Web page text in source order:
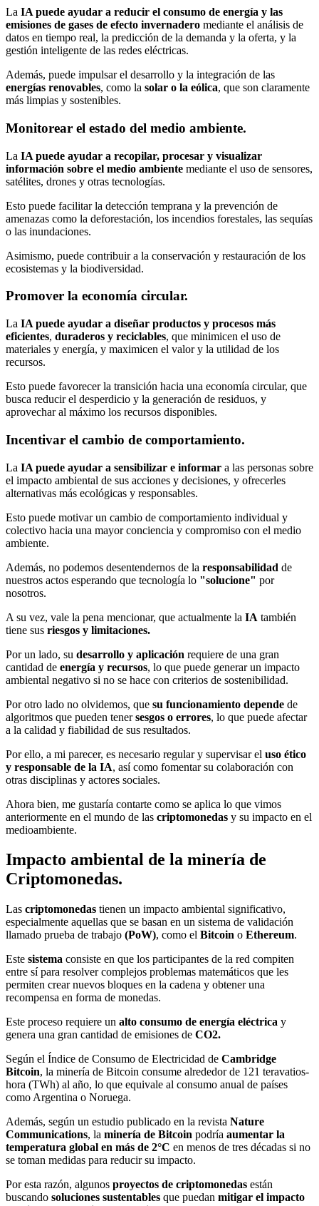
La IA puede ayudar a reducir el consumo de energía y las
emisiones de gases de efecto invernadero mediante el análisis de
datos en tiempo real, la predicción de la demanda y la oferta, y la
gestión inteligente de las redes eléctricas.
Además, puede impulsar el desarrollo y la integración de las
energías renovables, como la solar o la eólica, que son claramente
más limpias y sostenibles.
Monitorear el estado del medio ambiente.
La IA puede ayudar a recopilar, procesar y visualizar
información sobre el medio ambiente mediante el uso de sensores,
satélites, drones y otras tecnologías.
Esto puede facilitar la detección temprana y la prevención de
amenazas como la deforestación, los incendios forestales, las sequías
o las inundaciones.
Asimismo, puede contribuir a la conservación y restauración de los
ecosistemas y la biodiversidad.
Promover la economía circular.
La IA puede ayudar a diseñar productos y procesos más
eficientes, duraderos y reciclables, que minimicen el uso de
materiales y energía, y maximicen el valor y la utilidad de los
recursos.
Esto puede favorecer la transición hacia una economía circular, que
busca reducir el desperdicio y la generación de residuos, y
aprovechar al máximo los recursos disponibles.
Incentivar el cambio de comportamiento.
La IA puede ayudar a sensibilizar e informar a las personas sobre
el impacto ambiental de sus acciones y decisiones, y ofrecerles
alternativas más ecológicas y responsables.
Esto puede motivar un cambio de comportamiento individual y
colectivo hacia una mayor conciencia y compromiso con el medio
ambiente.
Además, no podemos desentendernos de la responsabilidad de
nuestros actos esperando que tecnología lo "solucione" por
nosotros.
A su vez, vale la pena mencionar, que actualmente la IA también
tiene sus riesgos y limitaciones.
Por un lado, su desarrollo y aplicación requiere de una gran
cantidad de energía y recursos, lo que puede generar un impacto
ambiental negativo si no se hace con criterios de sostenibilidad.
Por otro lado no olvidemos, que su funcionamiento depende de
algoritmos que pueden tenersesgos o errores, lo que puede afectar
a la calidad y fiabilidad de sus resultados.
Por ello, a mi parecer, es necesario regular y supervisar el uso ético
y responsable de la IA, así como fomentar su colaboración con
otras disciplinas y actores sociales.
Ahora bien, me gustaría contarte como se aplica lo que vimos
anteriormente en el mundo de las criptomonedas y su impacto en el
medioambiente.
Impacto ambiental de la minería de
Criptomonedas.
Las criptomonedas tienen un impacto ambiental significativo,
especialmente aquellas que se basan en un sistema de validación
llamado prueba de trabajo (PoW), como el Bitcoin o Ethereum.
Este sistema consiste en que los participantes de la red compiten
entre sí para resolver complejos problemas matemáticos que les
permiten crear nuevos bloques en la cadena y obtener una
recompensa en forma de monedas.
Este proceso requiere un alto consumo de energía eléctrica y
genera una gran cantidad de emisiones de CO2.
Según el Índice de Consumo de Electricidad de Cambridge
Bitcoin, la minería de Bitcoin consume alrededor de 121 teravatios-
hora (TWh) al año, lo que equivale al consumo anual de países
como Argentina o Noruega.
Además, según un estudio publicado en la revista Nature
Communications, la minería de Bitcoin podría aumentar la
temperatura global en más de 2°C en menos de tres décadas si no
se toman medidas para reducir su impacto.
Por esta razón, algunos proyectos de criptomonedas están
buscando soluciones sustentables que puedan mitigar el impacto